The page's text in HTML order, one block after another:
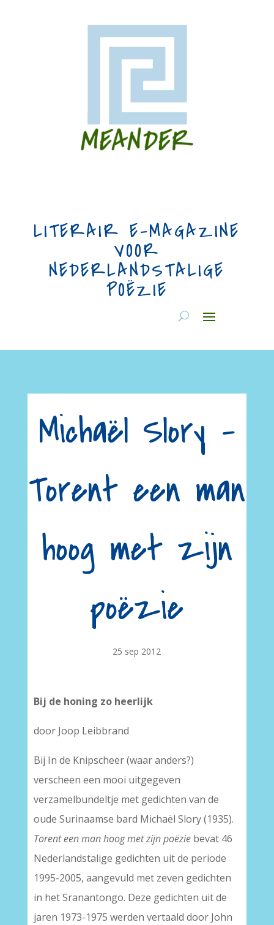
LITERAIR E-MAGAZINE
VOOR
NEDERLANDSTALIGE
POËZIE
Michaël Slory –
Torent een man
hoog met zijn
poëzie
25 sep 2012
Bij de honing zo heerlijk
door Joop Leibbrand
Bij In de Knipscheer (waar anders?)
verscheen een mooi uitgegeven
verzamelbundeltje met gedichten van de
oude Surinaamse bard Michaël Slory (1935).
Torent een man hoog met zijn poëziebevat 46
Nederlandstalige gedichten uit de periode
1995-2005, aangevuld met zeven gedichten
in het Sranantongo. Deze gedichten uit de
jaren 1973-1975 werden vertaald door John